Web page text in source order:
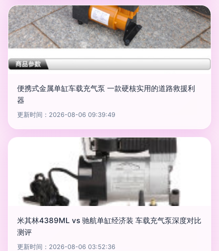
便携式金属单缸车载充气泵 一款硬核实用的道路救援利
器
更新时间：2026-08-06 09:39:49
米其林4389ML vs 驰航单缸经济装 车载充气泵深度对比
测评
更新时间：2026-08-06 03:52:36